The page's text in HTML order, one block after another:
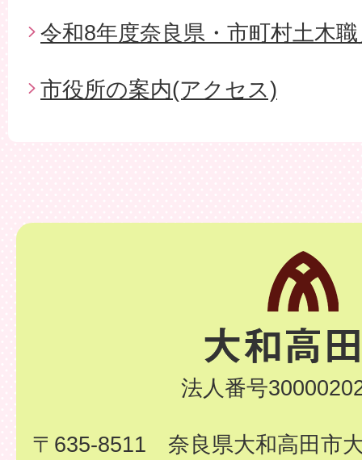
令和8年度奈良県・市町村土木
市役所の案内(アクセス)
法人番号
〒635-8511 奈良県大和高田市